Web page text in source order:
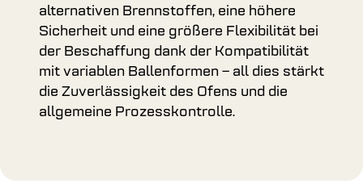
alternativen Brennstoffen, eine höhere
Sicherheit und eine größere Flexibilität bei
der Beschaffung dank der Kompatibilität
mit variablen Ballenformen – all dies stärkt
die Zuverlässigkeit des Ofens und die
allgemeine Prozesskontrolle.